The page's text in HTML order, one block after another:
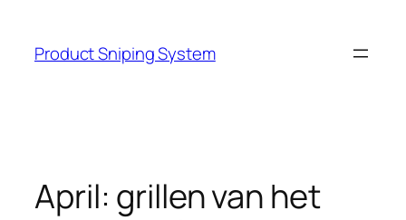
content
Product Sniping System
April: grillen van het